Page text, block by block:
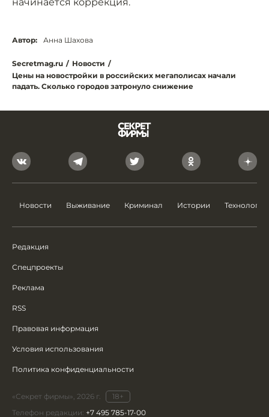
Автор: Анна Шахова
Secretmag.ru / Новости /
Цены на новостройки в российских мегаполисах начали
падать. Сколько городов затронуло снижение
Новости Выживание Криминал Истории Технологии
Редакция
Спецпроекты
Реклама
RSS
Правовая информация
Условия использования
Политика конфиденциальности
«Секрет фирмы», 2026 г.
18+
Телефон редакции: +7 495 785-17-00